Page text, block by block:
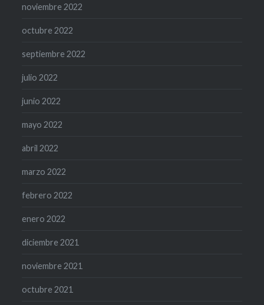
noviembre 2022
octubre 2022
septiembre 2022
julio 2022
junio 2022
mayo 2022
abril 2022
marzo 2022
febrero 2022
enero 2022
diciembre 2021
noviembre 2021
octubre 2021